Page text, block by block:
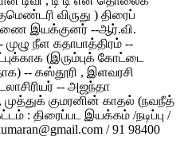
விருது ) திரைப்
இயக்குனர் --ஆர்.வி.
நீள கதாபாத்திரம் --
(இரும்புக் கோட்டை
-- கஸ்தூரி , இளவரசி
-- அஜந்தா
குமரனின் காதல் (நவநீத்
: திரைப்பட இயக்கம் /நடிப்பு /
/ 91 98400